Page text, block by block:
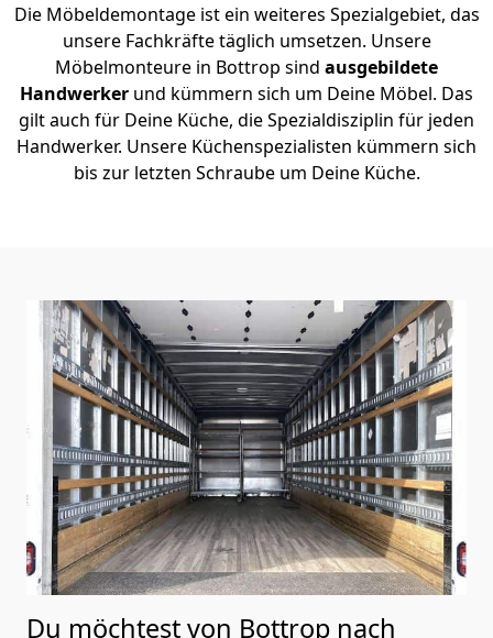
Die Möbeldemontage ist ein weiteres Spezialgebiet, das
unsere Fachkräfte täglich umsetzen. Unsere
Möbelmonteure in Bottrop sind ausgebildete
Handwerker und kümmern sich um Deine Möbel. Das
gilt auch für Deine Küche, die Spezialdisziplin für jeden
Handwerker. Unsere Küchenspezialisten kümmern sich
bis zur letzten Schraube um Deine Küche.
Du möchtest von Bottrop nach